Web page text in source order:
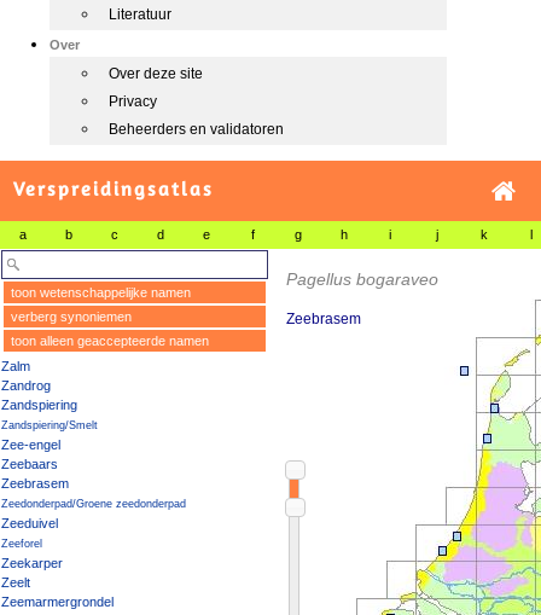
Literatuur
Over
Over deze site
Privacy
Beheerders en validatoren
Verspreidingsatlas
a b c d e f g h i j k l
toon wetenschappelijke namen
verberg synoniemen
toon alleen geaccepteerde namen
Zalm
Zandrog
Zandspiering
Zandspiering/Smelt
Zee-engel
Zeebaars
Zeebrasem
Zeedonderpad/Groene zeedonderpad
Zeeduivel
Zeeforel
Zeekarper
Zeelt
Zeemarmergrondel
Pagellus bogaraveo
Zeebrasem